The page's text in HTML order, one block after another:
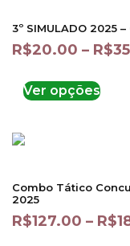
3º SIMULADO 2025
R$20.00 – R$
Ver opções
Combo Tático
2025
R$127.00 – R$